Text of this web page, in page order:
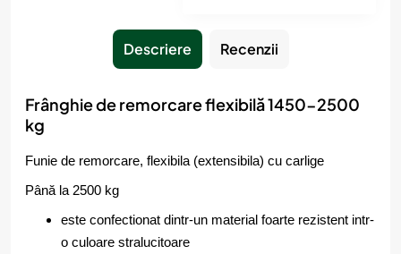
Descriere Recenzii
Frânghie de remorcare flexibilă 1450-2500
kg
Funie de remorcare, flexibila (extensibila) cu carlige
Până la 2500 kg
este confectionat dintr-un material foarte rezistent intr-
o culoare stralucitoare